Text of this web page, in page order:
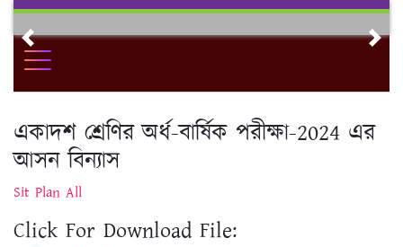
Skip
contentPrevious
একাদশ শ্রেণির অর্ধ-বার্ষিক পরীক্ষা-2024 এর
আসন বিন্যাস
Sit Plan All
Click For Download File: